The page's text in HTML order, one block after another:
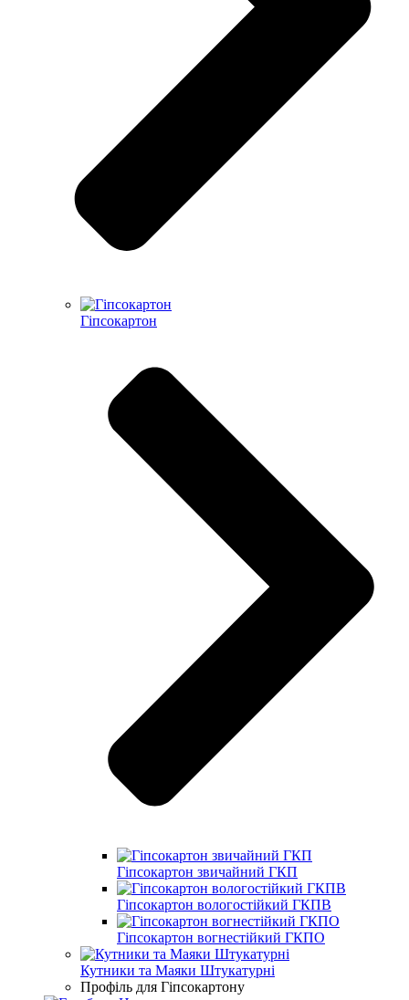
Гіпсокартон
Гіпсокартон звичайний ГКП
Гіпсокартон вологостійкий ГКПВ
Гіпсокартон вогнестійкий ГКПО
Кутники та Маяки Штукатурні
Профіль для Гіпсокартону